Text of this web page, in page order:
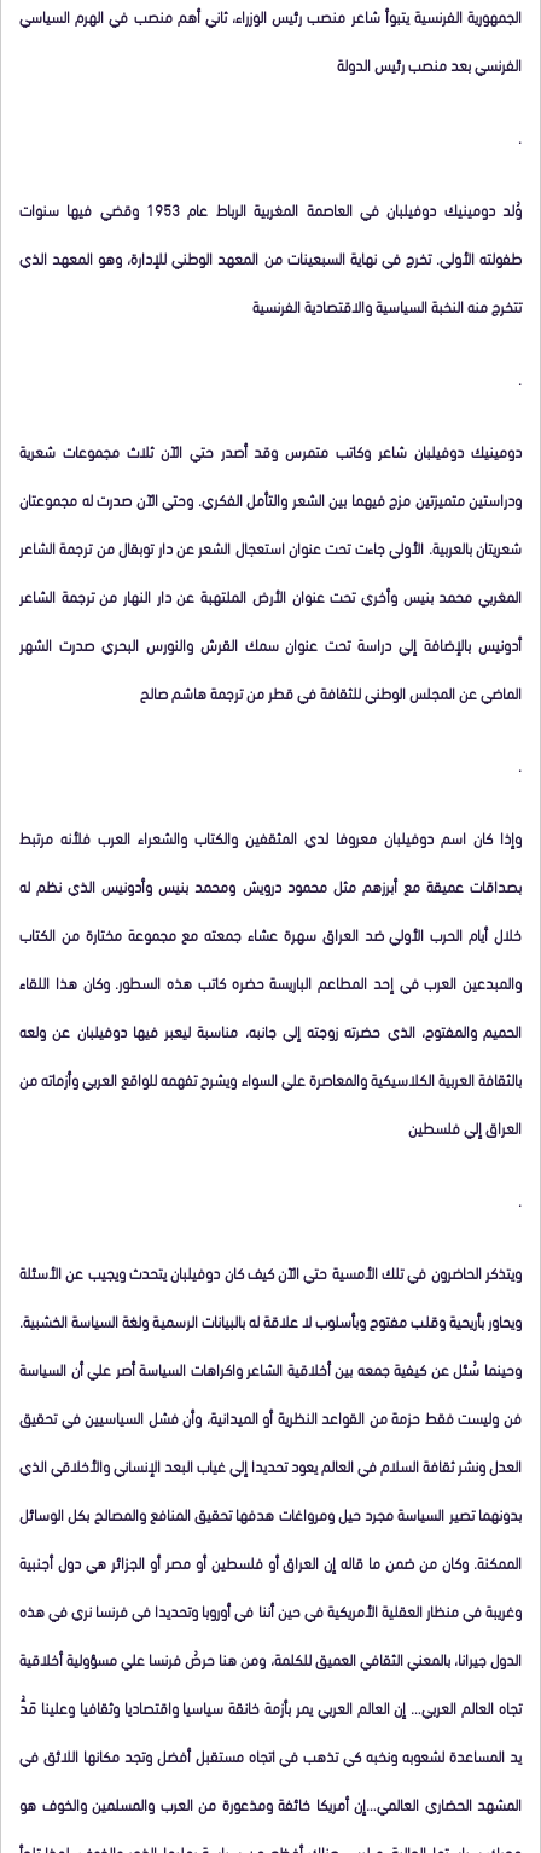
الجمهورية الفرنسية يتبوأ شاعر منصب رئيس الوزراء، ثاني أهم منصب في الهرم السياسي
الفرنسي بعد منصب رئيس الدولة
.
وُلد دومينيك دوفيلبان في العاصمة المغربية الرباط عام 1953 وقضي فيها سنوات
طفولته الأولي. تخرج في نهاية السبعينات من المعهد الوطني للإدارة، وهو المعهد الذي
تتخرج منه النخبة السياسية والاقتصادية الفرنسية
.
دومينيك دوفيلبان شاعر وكاتب متمرس وقد أصدر حتي الآن ثلاث مجموعات شعرية
ودراستين متميزتين مزج فيهما بين الشعر والتأمل الفكري. وحتي الآن صدرت له مجموعتان
شعريتان بالعربية. الأولي جاءت تحت عنوان استعجال الشعر عن دار توبقال من ترجمة الشاعر
المغربي محمد بنيس وأخري تحت عنوان الأرض الملتهبة عن دار النهار من ترجمة الشاعر
أدونيس بالإضافة إلي دراسة تحت عنوان سمك القرش والنورس البحري صدرت الشهر
الماضي عن المجلس الوطني للثقافة في قطر من ترجمة هاشم صالح
.
وإذا كان اسم دوفيلبان معروفا لدي المثقفين والكتاب والشعراء العرب فلأنه مرتبط
بصداقات عميقة مع أبرزهم مثل محمود درويش ومحمد بنيس وأدونيس الذي نظم له
خلال أيام الحرب الأولي ضد العراق سهرة عشاء جمعته مع مجموعة مختارة من الكتاب
والمبدعين العرب في إحد المطاعم الباريسة حضره كاتب هذه السطور. وكان هذا اللقاء
الحميم والمفتوح، الذي حضرته زوجته إلي جانبه، مناسبة ليعبر فيها دوفيلبان عن ولعه
بالثقافة العربية الكلاسيكية والمعاصرة علي السواء ويشرح تفهمه للواقع العربي وأزماته من
العراق إلي فلسطين
.
ويتذكر الحاضرون في تلك الأمسية حتي الآن كيف كان دوفيلبان يتحدث ويجيب عن الأسئلة
ويحاور بأريحية وقلب مفتوح وبأسلوب لا علاقة له بالبيانات الرسمية ولغة السياسة الخشبية.
وحينما سُئل عن كيفية جمعه بين أخلاقية الشاعر واكراهات السياسة أصر علي أن السياسة
فن وليست فقط حزمة من القواعد النظرية أو الميدانية، وأن فشل السياسيين في تحقيق
العدل ونشر ثقافة السلام في العالم يعود تحديدا إلي غياب البعد الإنساني والأخلاقي الذي
بدونهما تصير السياسة مجرد حيل ومرواغات هدفها تحقيق المنافع والمصالح بكل الوسائل
الممكنة. وكان من ضمن ما قاله إن العراق أو فلسطين أو مصر أو الجزائر هي دول أجنبية
وغريبة في منظار العقلية الأمريكية في حين أننا في أوروبا وتحديدا في فرنسا نري في هذه
الدول جيرانا، بالمعني الثقافي العميق للكلمة، ومن هنا حرصُ فرنسا علي مسؤولية أخلاقية
تجاه العالم العربي… إن العالم العربي يمر بأزمة خانقة سياسيا واقتصاديا وثقافيا وعلينا مَدُّ
يد المساعدة لشعوبه ونخبه كي تذهب في اتجاه مستقبل أفضل وتجد مكانها اللائق في
المشهد الحضاري العالمي…إن أمريكا خائفة ومذعورة من العرب والمسلمين والخوف هو